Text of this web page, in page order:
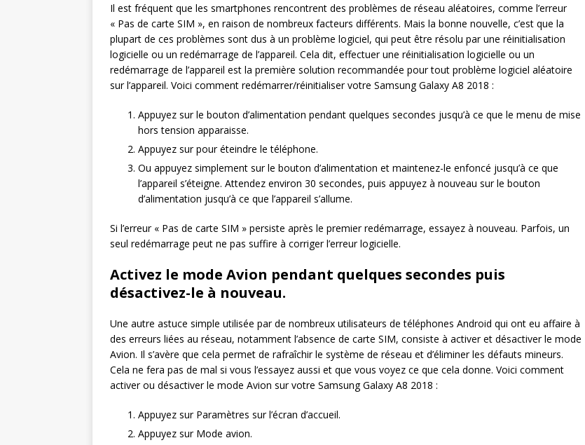
Il est fréquent que les smartphones rencontrent des problèmes de réseau aléatoires, comme l’erreur
« Pas de carte SIM », en raison de nombreux facteurs différents. Mais la bonne nouvelle, c’est que la
plupart de ces problèmes sont dus à un problème logiciel, qui peut être résolu par une réinitialisation
logicielle ou un redémarrage de l’appareil. Cela dit, effectuer une réinitialisation logicielle ou un
redémarrage de l’appareil est la première solution recommandée pour tout problème logiciel aléatoire
sur l’appareil. Voici comment redémarrer/réinitialiser votre Samsung Galaxy A8 2018 :
Appuyez sur le bouton d’alimentation pendant quelques secondes jusqu’à ce que le menu de mise
hors tension apparaisse.
Appuyez sur pour éteindre le téléphone.
Ou appuyez simplement sur le bouton d’alimentation et maintenez-le enfoncé jusqu’à ce que
l’appareil s’éteigne. Attendez environ 30 secondes, puis appuyez à nouveau sur le bouton
d’alimentation jusqu’à ce que l’appareil s’allume.
Si l’erreur « Pas de carte SIM » persiste après le premier redémarrage, essayez à nouveau. Parfois, un
seul redémarrage peut ne pas suffire à corriger l’erreur logicielle.
Activez le mode Avion pendant quelques secondes puis
désactivez-le à nouveau.
Une autre astuce simple utilisée par de nombreux utilisateurs de téléphones Android qui ont eu affaire à
des erreurs liées au réseau, notamment l’absence de carte SIM, consiste à activer et désactiver le mode
Avion. Il s’avère que cela permet de rafraîchir le système de réseau et d’éliminer les défauts mineurs.
Cela ne fera pas de mal si vous l’essayez aussi et que vous voyez ce que cela donne. Voici comment
activer ou désactiver le mode Avion sur votre Samsung Galaxy A8 2018 :
Appuyez sur Paramètres sur l’écran d’accueil.
Appuyez sur Mode avion.